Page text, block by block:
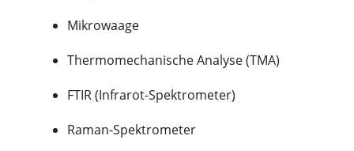
Mikrowaage
Thermomechanische Analyse (TMA)
FTIR (Infrarot-Spektrometer)
Raman-Spektrometer